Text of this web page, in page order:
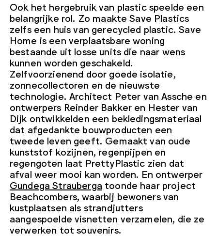
Ook het hergebruik van plastic speelde een
belangrijke rol. Zo maakte Save Plastics
zelfs een huis van gerecycled plastic. Save
Home is een verplaatsbare woning
bestaande uit losse units die naar wens
kunnen worden geschakeld.
Zelfvoorzienend door goede isolatie,
zonnecollectoren en de nieuwste
technologie. Architect Peter van Assche en
ontwerpers Reinder Bakker en Hester van
Dijk ontwikkelden een bekledingsmateriaal
dat afgedankte bouwproducten een
tweede leven geeft. Gemaakt van oude
kunststof kozijnen, regenpijpen en
regengoten laat PrettyPlastic zien dat
afval weer mooi kan worden. En ontwerper
Gundega Strauberga toonde haar project
Beachcombers, waarbij bewoners van
kustplaatsen als strandjutters
aangespoelde visnetten verzamelen, die ze
verwerken tot souvenirs.